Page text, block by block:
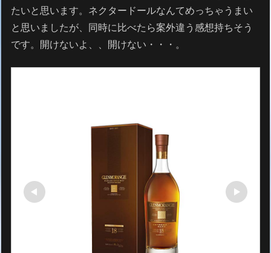
たいと思います。ネクタードールなんてめっちゃうまい
と思いましたが、同時に比べたら案外違う感想持ちそう
です。開けないよ、、開けない・・・。